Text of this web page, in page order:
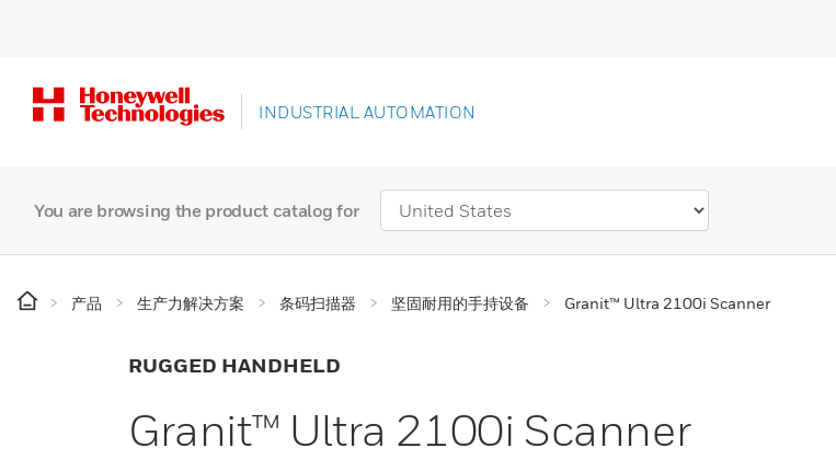
INDUSTRIAL AUTOMATION
You are browsing the product catalog for
产品 生产力解决方案 条码扫描器 坚固耐用的手持设备 Granit™ Ultra 2100i Scanner
RUGGED HANDHELD
Granit™ Ultra 2100i Scanner